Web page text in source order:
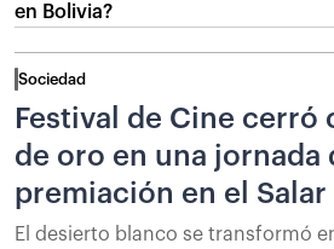
en Bolivia?
Sociedad
Festival de Cine cerró
de oro en una jornada
premiación en el Salar
El desierto blanco se transformó